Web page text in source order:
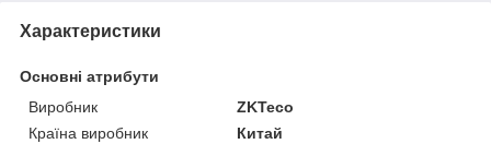
Характеристики
Основні атрибути
Виробник
ZKTeco
Країна виробник
Китай